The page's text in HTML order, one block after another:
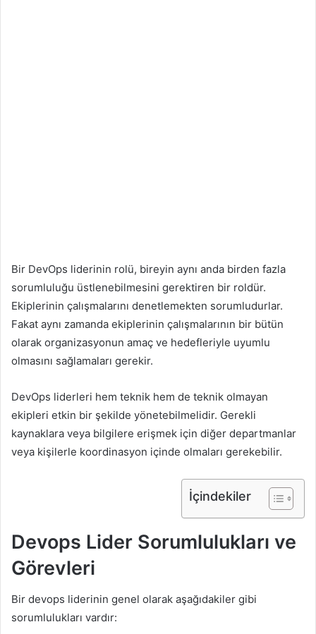
Bir DevOps liderinin rolü, bireyin aynı anda birden fazla
sorumluluğu üstlenebilmesini gerektiren bir roldür.
Ekiplerinin çalışmalarını denetlemekten sorumludurlar.
Fakat aynı zamanda ekiplerinin çalışmalarının bir bütün
olarak organizasyonun amaç ve hedefleriyle uyumlu
olmasını sağlamaları gerekir.
DevOps liderleri hem teknik hem de teknik olmayan
ekipleri etkin bir şekilde yönetebilmelidir. Gerekli
kaynaklara veya bilgilere erişmek için diğer departmanlar
veya kişilerle koordinasyon içinde olmaları gerekebilir.
İçindekiler
Devops Lider Sorumlulukları ve
Görevleri
Bir devops liderinin genel olarak aşağıdakiler gibi
sorumlulukları vardır: